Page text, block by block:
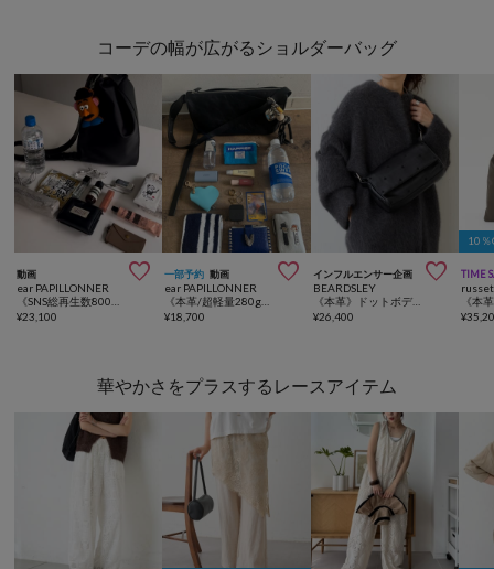
コーデの幅が広がるショルダーバッグ
動画 
ear PAPILLONNER
¥23,100
一部予約 動画 
ear PAPILLONNER
¥18,700
インフルエンサー企画 
BEARDSLEY
《本革》ドットボディバッグ
¥26,400
10％
TIME
russet
¥
華やかさをプラスするレースアイテム